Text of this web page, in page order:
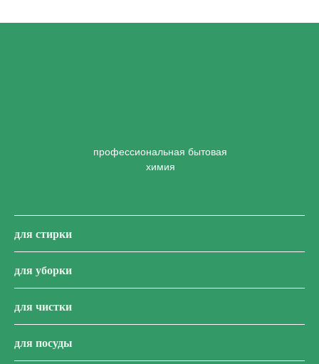
профессиональная бытовая
химия
для стирки
для уборки
для чистки
для посуды